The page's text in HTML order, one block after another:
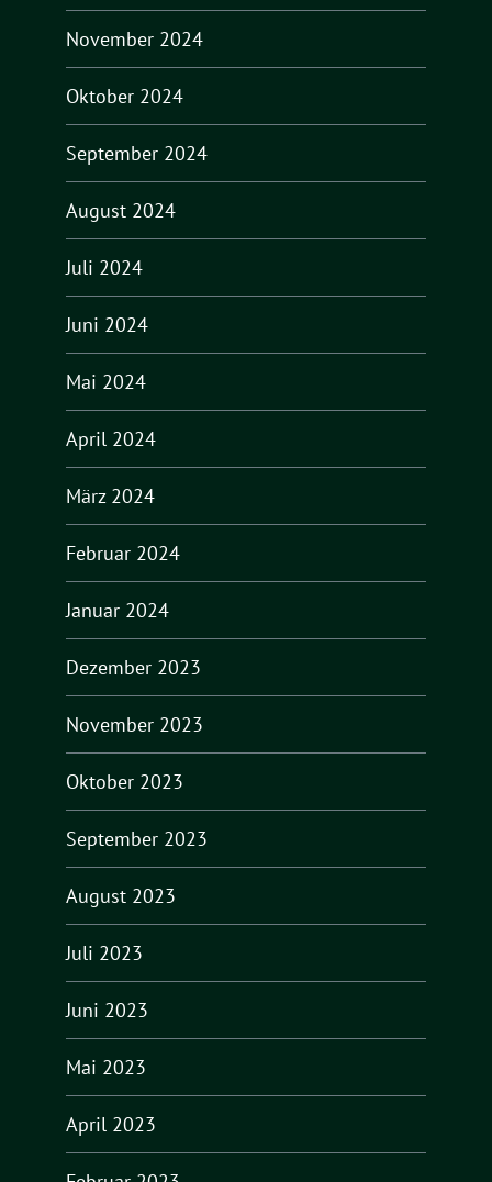
November 2024
Oktober 2024
September 2024
August 2024
Juli 2024
Juni 2024
Mai 2024
April 2024
März 2024
Februar 2024
Januar 2024
Dezember 2023
November 2023
Oktober 2023
September 2023
August 2023
Juli 2023
Juni 2023
Mai 2023
April 2023